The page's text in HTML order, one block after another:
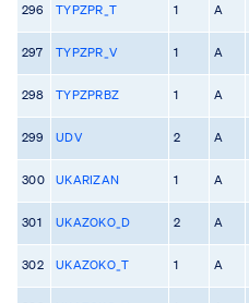
296 TYPZPR_T 1 A
297 TYPZPR_V 1 A
298 TYPZPRBZ 1 A
299 UDV 2 A
300 UKARIZAN 1 A
301 UKAZOKO_D 2 A
302 UKAZOKO_T 1 A